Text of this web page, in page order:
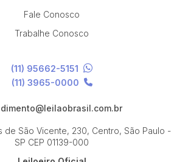
Fale Conosco
Trabalhe Conosco
(11) 95662-5151
(11) 3965-0000
de São Vicente, 230, Centro, São Paulo -
SP CEP 01139-000